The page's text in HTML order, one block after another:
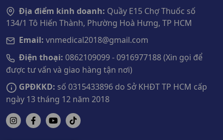
Địa điểm kinh doanh: Quầy E15 Chợ Thuốc số
134/1 Tô Hiến Thành, Phường Hoà Hưng, TP HCM
Email: vnmedical2018@gmail.com
Điện thoại: 0862109099 - 0916977188 (Xin gọi để
được tư vấn và giao hàng tận nơi)
GPĐKKD: số 0315433896 do Sở KHĐT TP HCM cấp
ngày 13 tháng 12 năm 2018